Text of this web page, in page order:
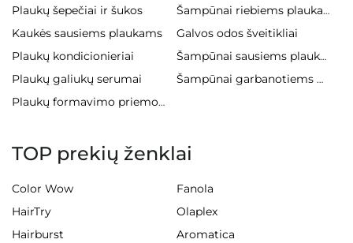
Plaukų šepečiai ir šukos
Šampūnai riebiems plaukams
Kaukės sausiems plaukams
Galvos odos šveitikliai
Plaukų kondicionieriai
Šampūnai sausiems plaukams
Plaukų galiukų serumai
Šampūnai garbanotiems plaukams
Plaukų formavimo priemonės
TOP prekių ženklai
Color Wow
Fanola
HairTry
Olaplex
Hairburst
Aromatica